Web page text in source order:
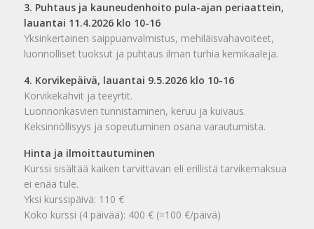
3. Puhtaus ja kauneudenhoito pula-ajan periaattein,
lauantai 11.4.2026 klo 10-16
Yksinkertainen saippuanvalmistus, mehiläisvahavoiteet,
luonnolliset tuoksut ja puhtaus ilman turhia kemikaaleja.
4. Korvikepäivä, lauantai 9.5.2026 klo 10-16
Korvikekahvit ja teeyrtit.
Luonnonkasvien tunnistaminen, keruu ja kuivaus.
Keksinnöllisyys ja sopeutuminen osana varautumista.
Hinta ja ilmoittautuminen
Kurssi sisältää kaiken tarvittavan eli erillistä tarvikemaksua
ei enää tule.
Yksi kurssipäivä: 110 €
Koko kurssi (4 päivää): 400 € (=100 €/päivä)